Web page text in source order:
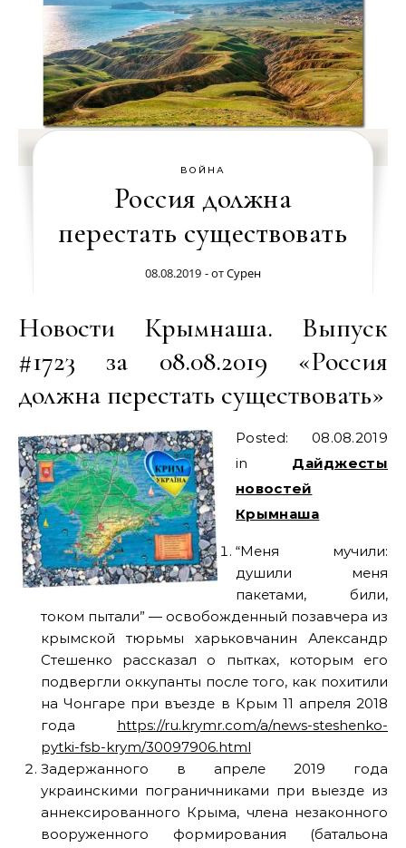
ВОЙНА
Россия должна
перестать существовать
08.08.2019 - отСурен
Новости Крымнаша. Выпуск
#1723 за 08.08.2019 «Россия
должна перестать существовать»
Posted: 08.08.2019
in Дайджесты
новостей
Крымнаша
“Меня мучили:
душили меня
пакетами, били,
током пытали” — освобожденный позавчера из
крымской тюрьмы харьковчанин Александр
Стешенко рассказал о пытках, которым его
подвергли оккупанты после того, как похитили
на Чонгаре при въезде в Крым 11 апреля 2018
года https://ru.krymr.com/a/news-steshenko-
pytki-fsb-krym/30097906.html
Задержанного в апреле 2019 года
украинскими пограничниками при выезде из
аннексированного Крыма, члена незаконного
вооруженного формирования (батальона